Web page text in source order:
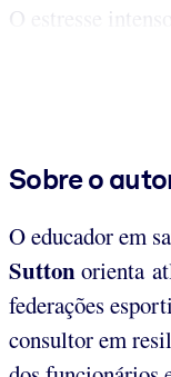
O estresse
Sobre o
O educador em
Suttonorienta
federações
consultor em